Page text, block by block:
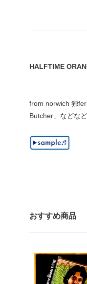
HALFTIME
from norwich 独
Butcher」などな
おすすめ商品